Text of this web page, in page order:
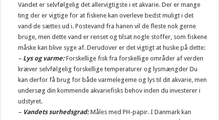
Vandet er selvfølgelig det allervigtigste i et akvarie. Der er mange
ting der er vigtige for at fiskene kan overleve bedst muligt i det
vand de sættes ud i. Postevand fra hanen vil de fleste nok gerne
bruge, men dette vand er renset og tilsat nogle stoffer, som fiskene
måske kan blive syge af. Derudover er det vigtigt at huske på dette:
– Lys og varme: Forskellige fisk fra forskellige områder af verden
kræver selvfølgelig forskellige temperaturer og lysmængder Du
kan derfor få brug for både varmelegeme og lys til dit akvarie, men
undersøg din kommende akvariefisks behov inden du investerer i
udstyret.
– Vandets surhedsgrad:Måles med PH-papir. I Danmark kan